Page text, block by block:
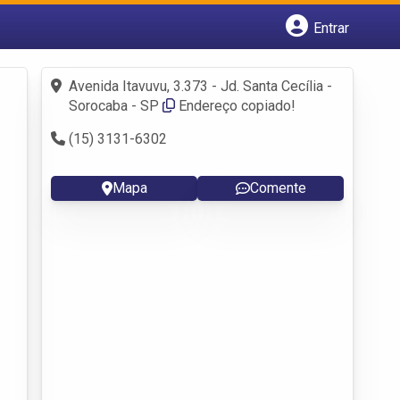
Entrar
Fazer login
Criar conta
Avenida Itavuvu, 3.373 - Jd. Santa Cecília -
Sorocaba - SP
Endereço copiado!
(15) 3131-6302
Mapa Comente